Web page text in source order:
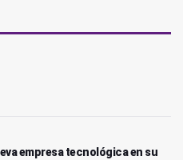
empresa tecnológica en su